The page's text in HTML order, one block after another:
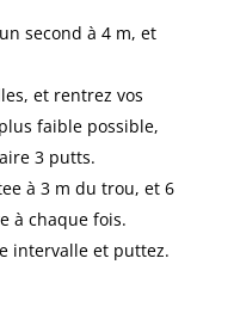
second à 4 m, et
et rentrez vos
faible possible,
3 putts.
à 3 m du trou, et 6
à chaque fois.
intervalle et puttez.